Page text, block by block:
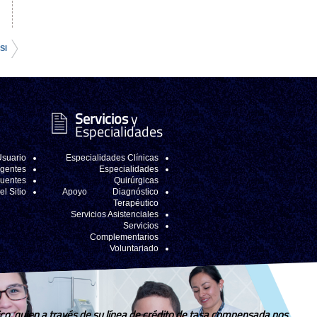
Serviciosy
Especialidades
Especialidades Clínicas
Especialidades
Quirúrgicas
Apoyo Diagnóstico
Terapéutico
Servicios Asistenciales
Servicios
Complementarios
Voluntariado
Sitio